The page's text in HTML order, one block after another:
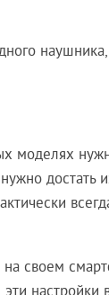
моделях
достать
своем